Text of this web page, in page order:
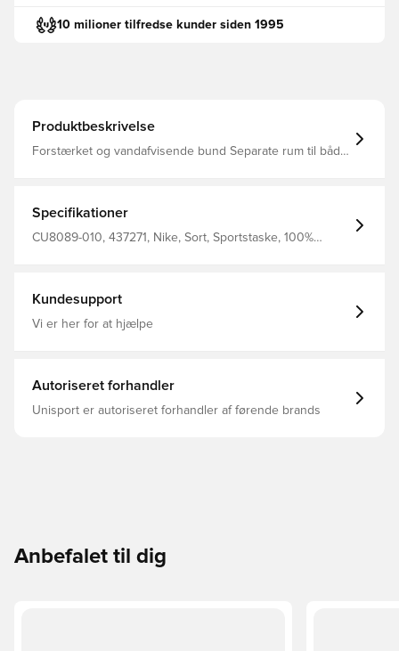
10 milioner tilfredse kunder siden 1995
Produktbeskrivelse
Forstærket og vandafvisende bund Separate rum til både
Specifikationer
CU8089-010, 437271, Nike, Sort, Sportstaske, 100%
Kundesupport
Vi er her for at hjælpe
Autoriseret forhandler
Unisport er autoriseret forhandler af førende brands
Anbefalet til dig